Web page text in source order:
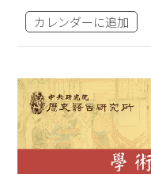
カレンダーに追加